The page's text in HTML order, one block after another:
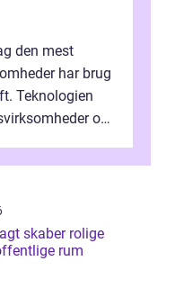
den mest
har brug
Teknologien
og
skaber rolige
rum